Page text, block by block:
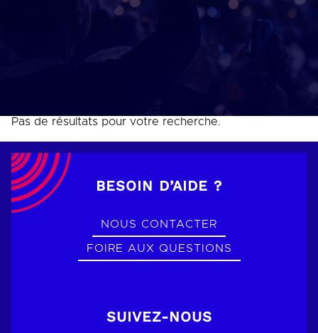
Pas de résultats pour votre recherche.
BESOIN D’AIDE ?
NOUS CONTACTER
FOIRE AUX QUESTIONS
SUIVEZ-NOUS